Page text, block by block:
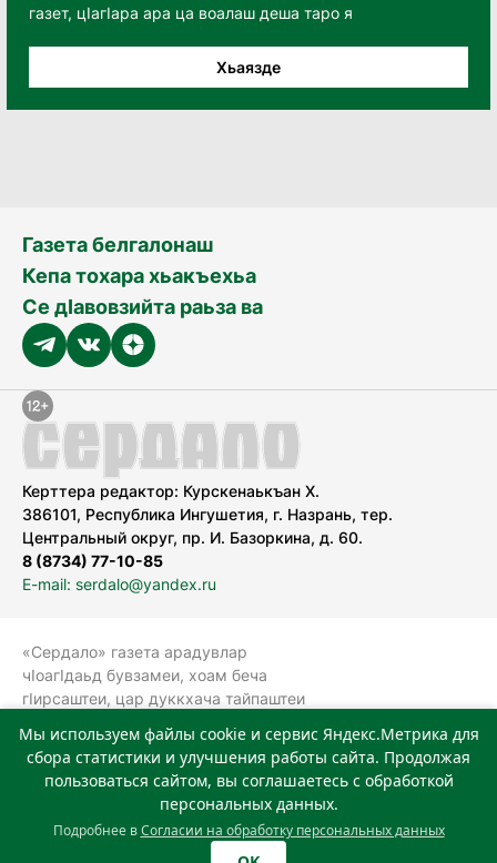
газет, цӀагӀара ара ца воалаш деша таро я
Хьаязде
Газета белгалонаш
Кепа тохара хьакъехьа
Се дӀавовзийта раьза ва
Керттера редактор: Курскенаькъан Х.
386101, Республика Ингушетия, г. Назрань, тер.
Центральный округ, пр. И. Базоркина, д. 60.
8 (8734) 77-10-85
E-mail: serdalo@yandex.ru
«Сердало» газета арадувлар
чIоагIдаьд бувзамеи, хоам беча
гIирсаштеи, цар дуккхача тайпаштеи
болхлоша (Роскомнадзор).
Реестровая запись СМИ: ЭЛ № ФС 77-
78323 от 15.05.2020 г. Учредитель:
Государственное автономное
учреждение «Издательский дом
Мы используем файлы cookie и сервис Яндекс.Метрика для
сбора статистики и улучшения работы сайта. Продолжая
пользоваться сайтом, вы соглашаетесь с обработкой
персональных данных.
Подробнее вСогласии на обработку персональных данных